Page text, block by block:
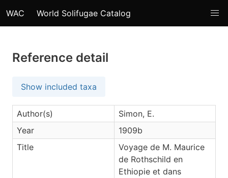
WAC World Solifugae Catalog
Reference detail
Show included taxa
Author(s)
Simon, E.
Year
1909b
Title
Voyage de M. Maurice
de Rothschild en
Ethiopie et dans